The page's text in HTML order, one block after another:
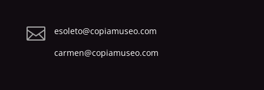

esoleto@copiamuseo.com
carmen@copiamuseo.com